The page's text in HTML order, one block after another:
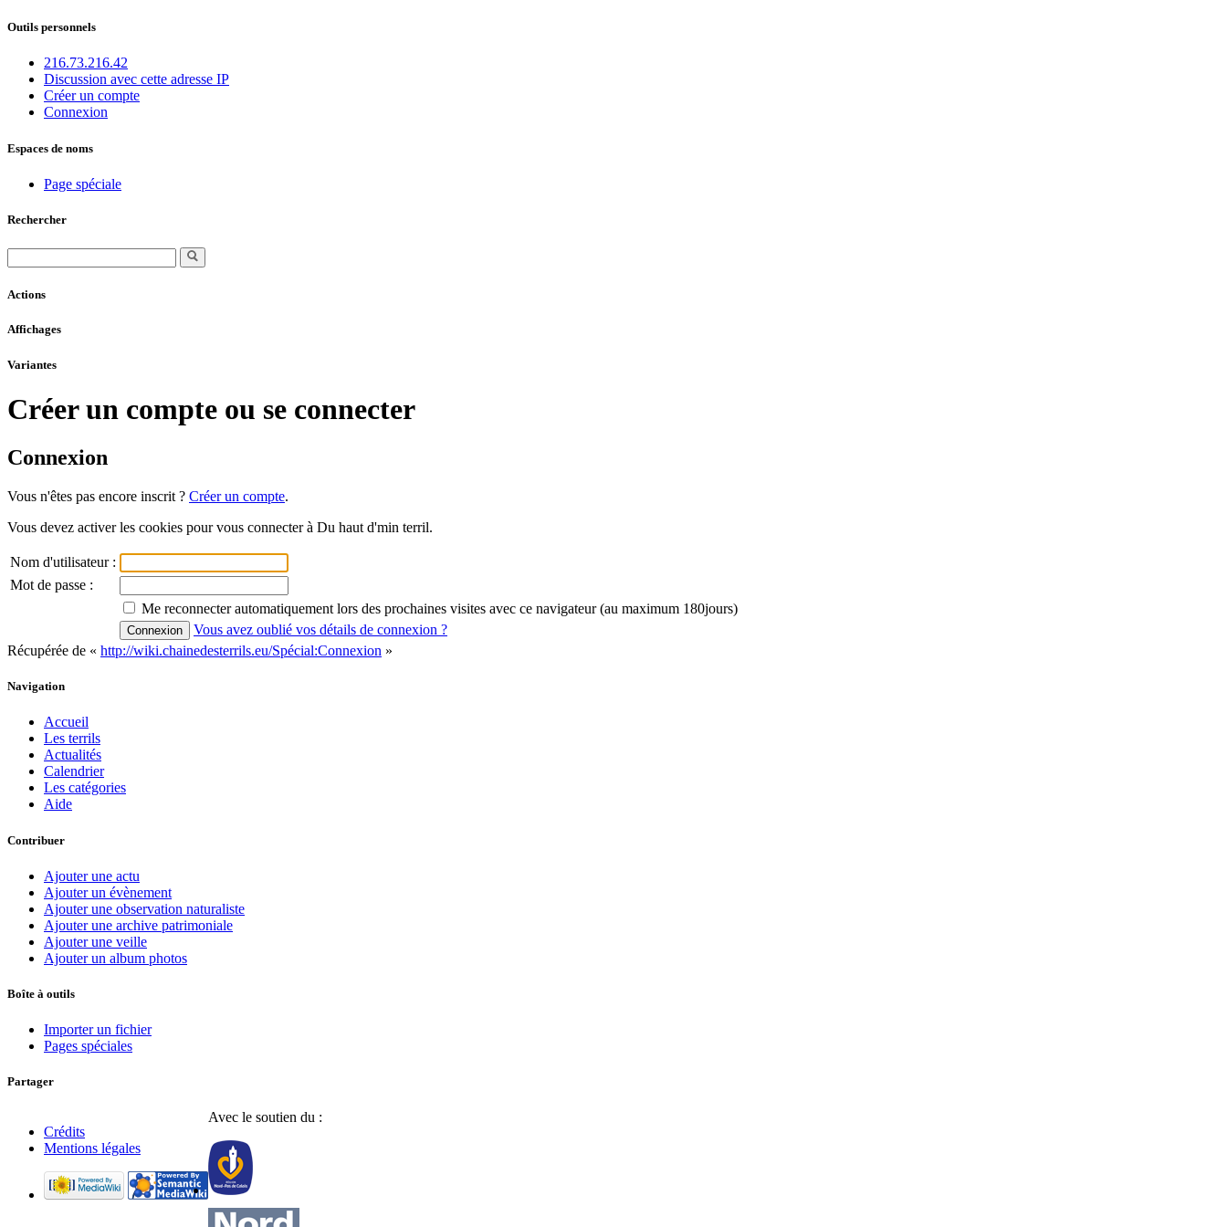
Outils personnels
216.73.216.42
Discussion avec cette adresse IP
Créer un compte
Connexion
Espaces de noms
Page spéciale
Rechercher
Actions
Affichages
Variantes
Créer un compte ou se connecter
Connexion
Vous n'êtes pas encore inscrit ? Créer un compte.
Vous devez activer les cookies pour vous connecter à Du haut d'min terril.
Nom d'utilisateur :
Mot de passe :
Me reconnecter automatiquement lors des prochaines visites avec ce navigateur (au maximum 180jours)
Vous avez oublié vos détails de connexion ?
Récupérée de « http://wiki.chainedesterrils.eu/Spécial:Connexion »
Navigation
Accueil
Les terrils
Actualités
Calendrier
Les catégories
Aide
Contribuer
Ajouter une actu
Ajouter un évènement
Ajouter une observation naturaliste
Ajouter une archive patrimoniale
Ajouter une veille
Ajouter un album photos
Boîte à outils
Importer un fichier
Pages spéciales
Partager
Crédits
Mentions légales
Avec le soutien du :